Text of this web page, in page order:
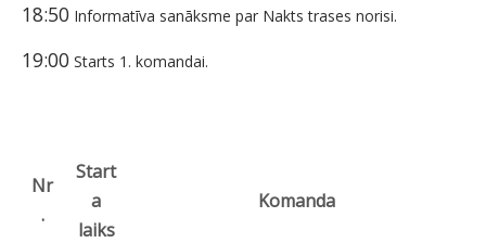
18:50 Informatīva sanāksme par Nakts trases norisi.
19:00 Starts 1. komandai.
Nr
.
Start
a
laiks
Komanda